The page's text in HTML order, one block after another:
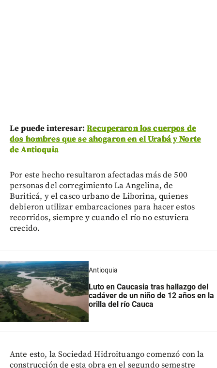
Le puede interesar: Recuperaron los cuerpos de
dos hombres que se ahogaron en el Urabá y Norte
de Antioquia
Por este hecho resultaron afectadas más de 500
personas del corregimiento La Angelina, de
Buriticá, y el casco urbano de Liborina, quienes
debieron utilizar embarcaciones para hacer estos
recorridos, siempre y cuando el río no estuviera
crecido.
Antioquia
Luto en Caucasia tras hallazgo del
cadáver de un niño de 12 años en la
orilla del río Cauca
Ante esto, la Sociedad Hidroituango comenzó con la
construcción de esta obra en el segundo semestre